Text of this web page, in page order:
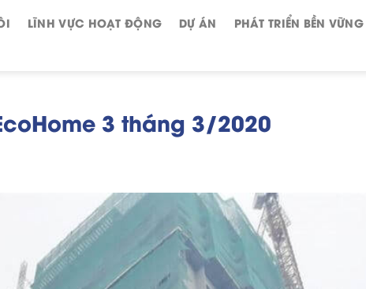
LĨNH VỰC HOẠT ĐỘNG DỰ ÁN PHÁT TRIỂN BỀN VỮNG
3 tháng 3/2020